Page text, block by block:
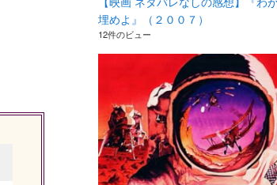
埋めよ』（２００７）
12件のビュー